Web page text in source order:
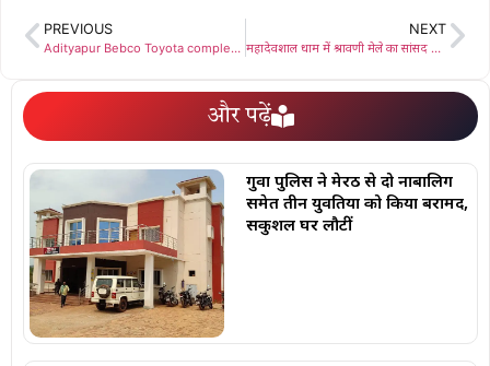
PREVIOUS
Adityapur Bebco Toyota completes 25 years : बेब्को टोयोटा की स्थापना के 25 वर्ष पूर्ण होने पर हुआ भव्य कार्यक्रम
NEXT
महादेवशाल धाम में श्रावणी मेले का सांसद ने किया उद्घाटन, भोले बाबा के दरबार में टेका मत्था
और पढ़ें
गुवा पुलिस ने मेरठ से दो नाबालिग
समेत तीन युवतियों को किया बरामद,
सकुशल घर लौटीं